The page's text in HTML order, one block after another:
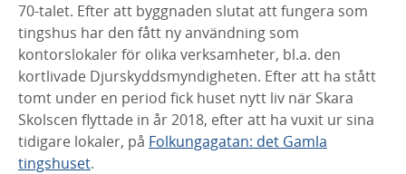
70-talet. Efter att byggnaden slutat att fungera som
tingshus har den fått ny användning som
kontorslokaler för olika verksamheter, bl.a. den
kortlivade Djurskyddsmyndigheten. Efter att ha stått
tomt under en period fick huset nytt liv när Skara
Skolscen flyttade in år 2018, efteratt ha vuxit ur sina
tidigare lokaler, på Folkungagatan: det Gamla
tingshuset.